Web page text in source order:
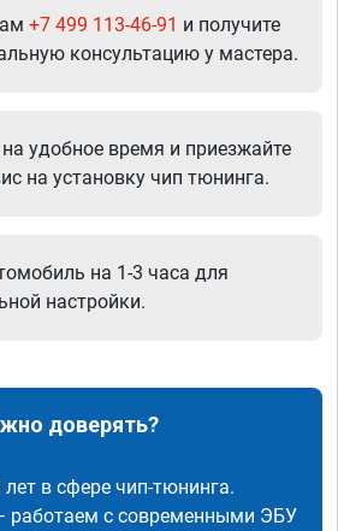
+7 499 113-46-91 и получите
консультацию у мастера.
удобное время и приезжайте
на установку чип тюнинга.
на 1-3 часа для
настройки.
доверять?
в сфере чип-тюнинга.
работаем с современными ЭБУ